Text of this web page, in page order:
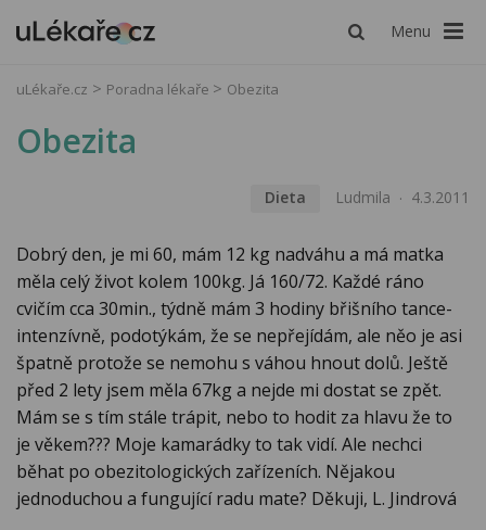
Menu
uLékaře.cz Poradna lékaře Obezita
Obezita
Dieta Ludmila 4.3.2011
Dobrý den, je mi 60, mám 12 kg nadváhu a má matka
měla celý život kolem 100kg. Já 160/72. Každé ráno
cvičím cca 30min., týdně mám 3 hodiny břišního tance-
intenzívně, podotýkám, že se nepřejídám, ale něo je asi
špatně protože se nemohu s váhou hnout dolů. Ještě
před 2 lety jsem měla 67kg a nejde mi dostat se zpět.
Mám se s tím stále trápit, nebo to hodit za hlavu že to
je věkem??? Moje kamarádky to tak vidí. Ale nechci
běhat po obezitologických zařízeních. Nějakou
jednoduchou a fungující radu mate? Děkuji, L. Jindrová